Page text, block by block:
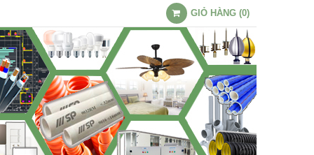
GIỎ HÀNG (0)